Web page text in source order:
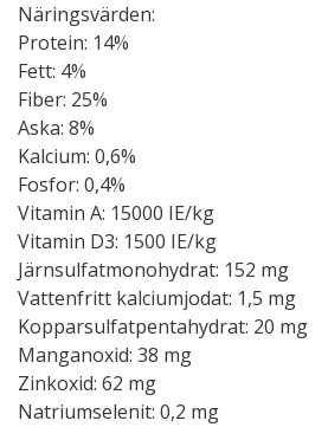
Näringsvärden:
Protein: 14%
Fett: 4%
Fiber: 25%
Aska: 8%
Kalcium: 0,6%
Fosfor: 0,4%
Vitamin A: 15000 IE/kg
Vitamin D3: 1500 IE/kg
Järnsulfatmonohydrat: 152 mg
Vattenfritt kalciumjodat: 1,5 mg
Kopparsulfatpentahydrat: 20 mg
Manganoxid: 38 mg
Zinkoxid: 62 mg
Natriumselenit: 0,2 mg